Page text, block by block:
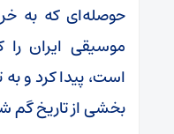
حوصله‌ای که به
موسیقی ایران را
است، پیدا کرد و به
بخشی از تاریخ گم